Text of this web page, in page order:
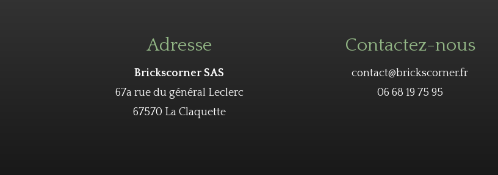
Adresse
Brickscorner SAS
67a rue du général Leclerc
67570 La Claquette
Contactez-nous
contact@brickscorner.fr
06 68 19 75 95